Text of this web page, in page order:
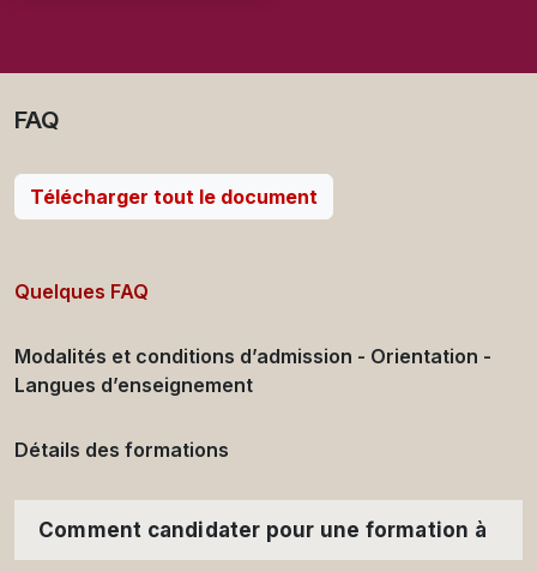
FAQ
Télécharger tout le document
Quelques FAQ
Modalités et conditions d’admission - Orientation -
Langues d’enseignement
Détails des formations
Comment candidater pour une formation à